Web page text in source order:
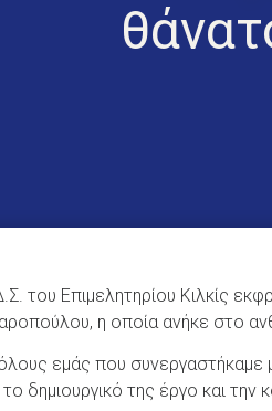
του Επιμελητηρίου Κιλκίς
η οποία ανήκε στο
εμάς που συνεργαστήκαμε
το δημιουργικό της έργο και